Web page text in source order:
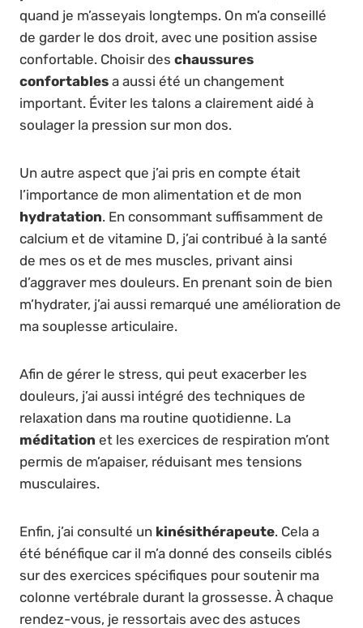
quand je m’asseyais longtemps. On m’a conseillé
de garder le dos droit, avec une position assise
confortable. Choisir des chaussures
confortables a aussi été un changement
important. Éviter les talons a clairement aidé à
soulager la pression sur mon dos.
Un autre aspect que j’ai pris en compte était
l’importance de mon alimentation et de mon
hydratation. En consommant suffisamment de
calcium et de vitamine D, j’ai contribué à la santé
de mes os et de mes muscles, privant ainsi
d’aggraver mes douleurs. En prenant soin de bien
m’hydrater, j’ai aussi remarqué une amélioration de
ma souplesse articulaire.
Afin de gérer le stress, qui peut exacerber les
douleurs, j’ai aussi intégré des techniques de
relaxation dans ma routine quotidienne. La
méditation et les exercices de respiration m’ont
permis de m’apaiser, réduisant mes tensions
musculaires.
Enfin, j’ai consulté un kinésithérapeute. Cela a
été bénéfique car il m’a donné des conseils ciblés
sur des exercices spécifiques pour soutenir ma
colonne vertébrale durant la grossesse. À chaque
rendez-vous, je ressortais avec des astuces